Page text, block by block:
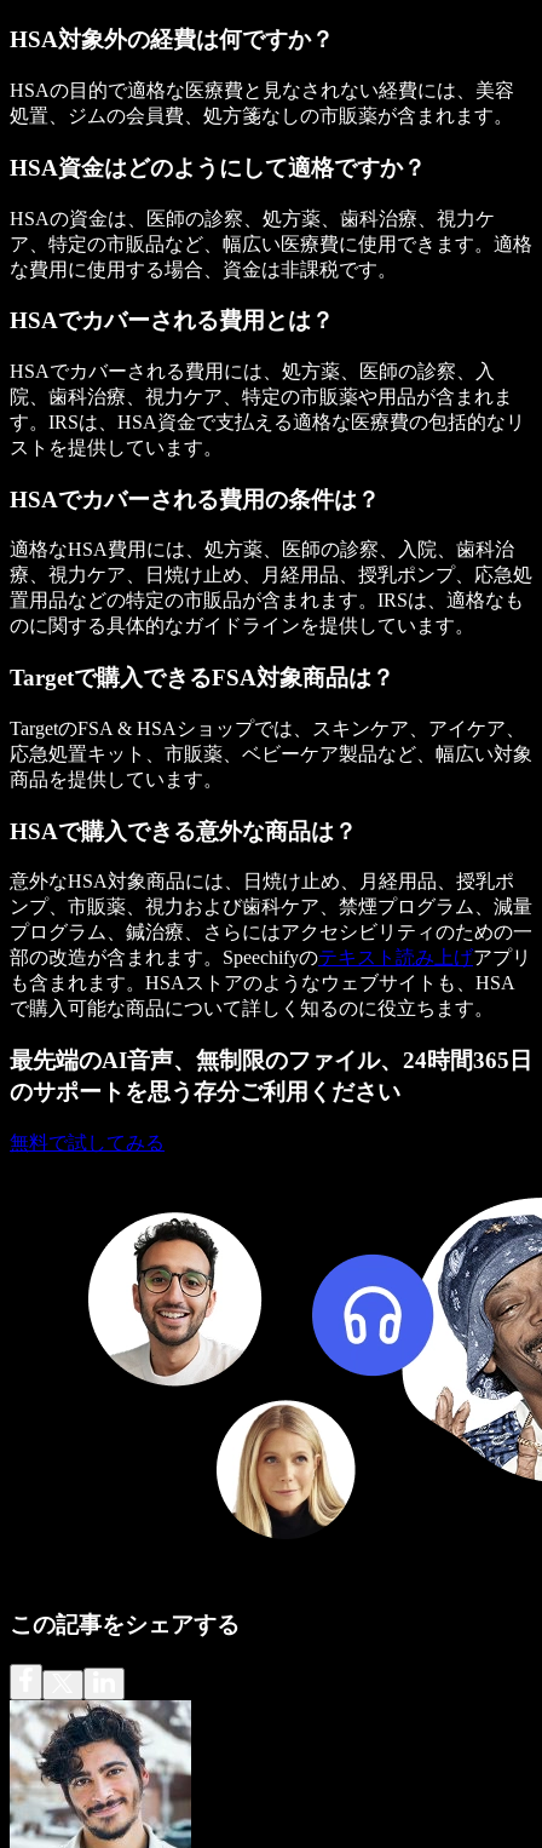
HSA対象外の経費は何ですか？
HSAの目的で適格な医療費と見なされない経費には、美容
処置、ジムの会員費、処方箋なしの市販薬が含まれます。
HSA資金はどのようにして適格ですか？
HSAの資金は、医師の診察、処方薬、歯科治療、視力ケ
ア、特定の市販品など、幅広い医療費に使用できます。適格
な費用に使用する場合、資金は非課税です。
HSAでカバーされる費用とは？
HSAでカバーされる費用には、処方薬、医師の診察、入
院、歯科治療、視力ケア、特定の市販薬や用品が含まれま
す。IRSは、HSA資金で支払える適格な医療費の包括的なリ
ストを提供しています。
HSAでカバーされる費用の条件は？
適格なHSA費用には、処方薬、医師の診察、入院、歯科治
療、視力ケア、日焼け止め、月経用品、授乳ポンプ、応急処
置用品などの特定の市販品が含まれます。IRSは、適格なも
のに関する具体的なガイドラインを提供しています。
Targetで購入できるFSA対象商品は？
TargetのFSA & HSAショップでは、スキンケア、アイケア、
応急処置キット、市販薬、ベビーケア製品など、幅広い対象
商品を提供しています。
HSAで購入できる意外な商品は？
意外なHSA対象商品には、日焼け止め、月経用品、授乳ポ
ンプ、市販薬、視力および歯科ケア、禁煙プログラム、減量
プログラム、鍼治療、さらにはアクセシビリティのための一
部の改造が含まれます。Speechifyのテキスト読み上げアプリ
も含まれます。HSAストアのようなウェブサイトも、HSA
で購入可能な商品について詳しく知るのに役立ちます。
最先端のAI音声、無制限のファイル、24時間365日
のサポートを思う存分ご利用ください
無料で試してみる
この記事をシェアする